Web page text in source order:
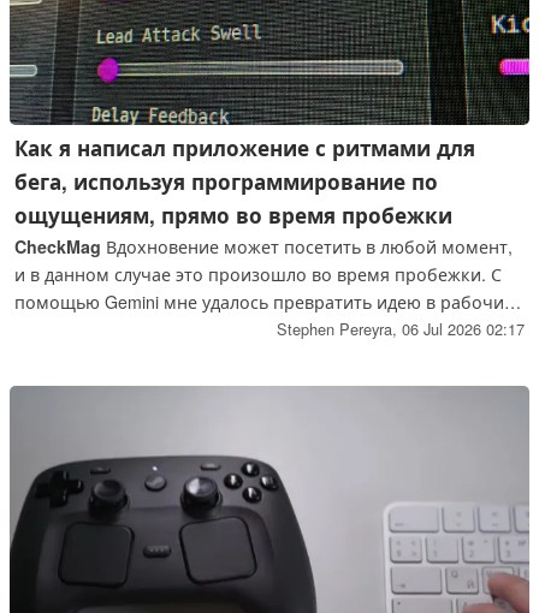
Как я написал приложение с ритмами для
бега, используя программирование по
ощущениям, прямо во время пробежки
CheckMag Вдохновение может посетить в любой момент,
и в данном случае это произошло во время пробежки. С
помощью Gemini мне удалось превратить идею в рабочий
прототип — и всё это за время пробежки длиной в шесть
Stephen Pereyra, 06 Jul 2026 02:17